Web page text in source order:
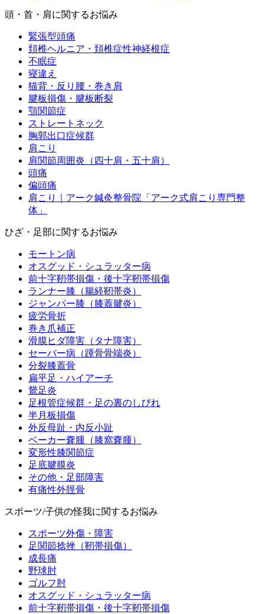
頭・首・肩に関するお悩み
緊張型頭痛
頚椎ヘルニア・頚椎症性神経根症
不眠症
寝違え
猫背・反り腰・巻き肩
腱板損傷・腱板断裂
顎関節症
ストレートネック
胸郭出口症候群
肩こり
肩関節周囲炎（四十肩・五十肩）
頭痛
偏頭痛
肩こり｜アーク鍼灸整骨院「アーク式肩こり専門整
体」
ひざ・足部に関するお悩み
モートン病
オスグッド・シュラッター病
前十字靭帯損傷・後十字靭帯損傷
ランナー膝（腸経靭帯炎）
ジャンパー膝（膝蓋腱炎）
疲労骨折
巻き爪補正
滑膜ヒダ障害（タナ障害）
セーバー病（踵骨骨端炎）
分裂膝蓋骨
扁平足・ハイアーチ
鵞足炎
足根管症候群・足の裏のしびれ
半月板損傷
外反母趾・内反小趾
ベーカー嚢腫（膝窩嚢腫）
変形性膝関節症
足底腱膜炎
その他・足部障害
有痛性外脛骨
スポーツ/子供の怪我に関するお悩み
スポーツ外傷・障害
足関節捻挫（靭帯損傷）
成長痛
野球肘
ゴルフ肘
オスグッド・シュラッター病
前十字靭帯損傷・後十字靭帯損傷